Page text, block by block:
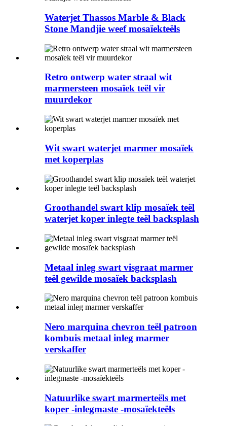
Waterjet Thassos Marble & Black
Stone Mandjie weef mosaïekteëls
Retro ontwerp water straal wit
marmersteen mosaïek teël vir
muurdekor
Wit swart waterjet marmer mosaïek
met koperplas
Groothandel swart klip mosaïek teël
waterjet koper inlegte teël backsplash
Metaal inleg swart visgraat marmer
teël gewilde mosaïek backsplash
Nero marquina chevron teël patroon
kombuis metaal inleg marmer
verskaffer
Natuurlike swart marmerteëls met
koper -inlegmaste -mosaïekteëls